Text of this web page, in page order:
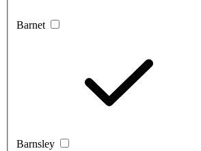
Barnet
Barnsley